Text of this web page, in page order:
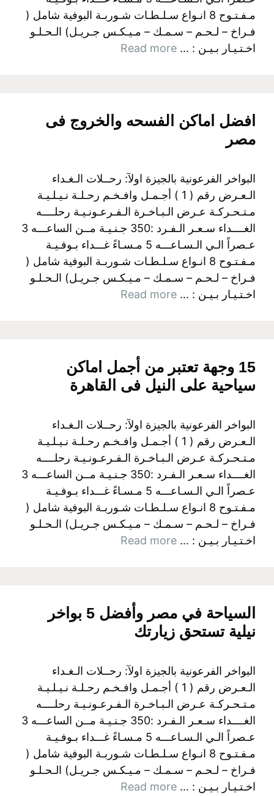
مـفـتـوح 8 انـواع سـلـطـات شـوربـة البوفية شامل (
فـراخ – لـحـم – سـمـك – مـيـكـس جـريـل) الـحـلـو
اخـتـيـار بـيـن : … Read more
افضل اماكن الفسحه والخروج فى
مصر
البواخر الفرعونية بالجيزة اولآ: رحــلات الـغـداء
الـعـرض رقم ( 1 ) أجـمـل وافـخـم رحـلـة نـيـلـيـة
مـتـحـركـة عـرض الـبـاخـرة الـفـرعـونـيـة رحلــــه
الغــــداء سـعـر الـفـرد :350 جـنـيـة مــن الساعـــه 3
عـصراً الـي الـسـاعـــه 5 مـسـاءً غـــداء بـوفـيـة
مـفـتـوح 8 انـواع سـلـطـات شـوربـة البوفية شامل (
فـراخ – لـحـم – سـمـك – مـيـكـس جـريـل) الـحـلـو
اخـتـيـار بـيـن : … Read more
15 وجهة تعتبر من أجمل اماكن
سياحية على النيل فى القاهرة
البواخر الفرعونية بالجيزة اولآ: رحــلات الـغـداء
الـعـرض رقم ( 1 ) أجـمـل وافـخـم رحـلـة نـيـلـيـة
مـتـحـركـة عـرض الـبـاخـرة الـفـرعـونـيـة رحلــــه
الغــــداء سـعـر الـفـرد :350 جـنـيـة مــن الساعـــه 3
عـصراً الـي الـسـاعـــه 5 مـسـاءً غـــداء بـوفـيـة
مـفـتـوح 8 انـواع سـلـطـات شـوربـة البوفية شامل (
فـراخ – لـحـم – سـمـك – مـيـكـس جـريـل) الـحـلـو
اخـتـيـار بـيـن : … Read more
السياحة في مصر وأفضل 5 بواخر
نيلية تستحق زيارتك
البواخر الفرعونية بالجيزة اولآ: رحــلات الـغـداء
الـعـرض رقم ( 1 ) أجـمـل وافـخـم رحـلـة نـيـلـيـة
مـتـحـركـة عـرض الـبـاخـرة الـفـرعـونـيـة رحلــــه
الغــــداء سـعـر الـفـرد :350 جـنـيـة مــن الساعـــه 3
عـصراً الـي الـسـاعـــه 5 مـسـاءً غـــداء بـوفـيـة
مـفـتـوح 8 انـواع سـلـطـات شـوربـة البوفية شامل (
فـراخ – لـحـم – سـمـك – مـيـكـس جـريـل) الـحـلـو
اخـتـيـار بـيـن : … Read more